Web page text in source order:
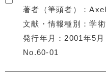
著者（筆頭者）
文献・情報種別
学
発行年月
2001年5月
No.60-01